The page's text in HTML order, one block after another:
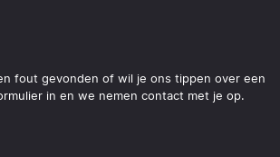
fout gevonden of wil je ons tippen over een
in en we nemen contact met je op.